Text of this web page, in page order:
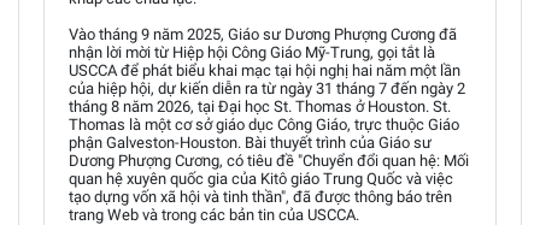
Vào tháng 9 năm 2025, Giáo sư Dương Phượng Cương đã
nhận lời mời từ Hiệp hội Công Giáo Mỹ-Trung, gọi tắt là
USCCA để phát biểu khai mạc tại hội nghị hai năm một lần
của hiệp hội, dự kiến diễn ra từ ngày 31 tháng 7 đến ngày 2
tháng 8 năm 2026, tại Đại học St. Thomas ở Houston. St.
Thomas là một cơ sở giáo dục Công Giáo, trực thuộc Giáo
phận Galveston-Houston. Bài thuyết trình của Giáo sư
Dương Phượng Cương, có tiêu đề "Chuyển đổi quan hệ: Mối
quan hệ xuyên quốc gia của Kitô giáo Trung Quốc và việc
tạo dựng vốn xã hội và tinh thần", đã được thông báo trên
trang Web và trong các bản tin của USCCA.